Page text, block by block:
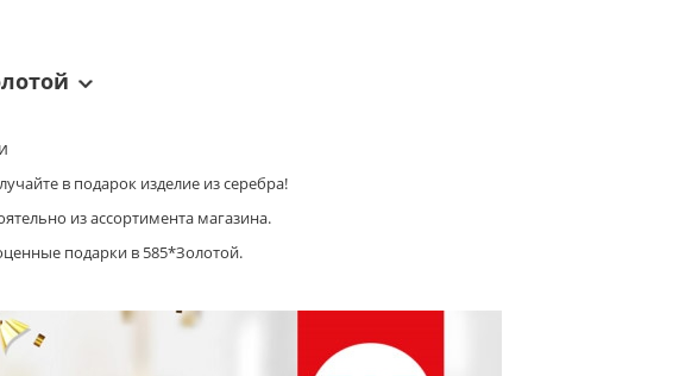
в подарок изделие из серебра!
из ассортимента магазина.
подарки в 585*Золотой.